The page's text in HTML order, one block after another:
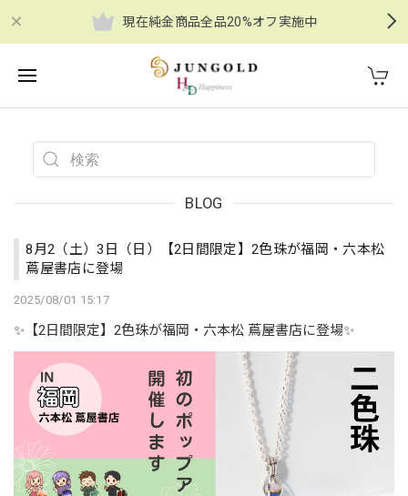
現在純金商品全品20%オフ実施中
BLOG
8月2（土）3日（日）【2日間限定】2色珠が福岡・六本松
蔦屋書店に登場
2025/08/01 15:17
✨【2日間限定】2色珠が福岡・六本松 蔦屋書店に登場✨